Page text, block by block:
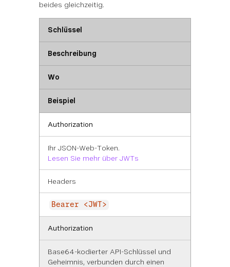
beides gleichzeitig.
Schlüssel
Beschreibung
Wo
Beispiel
Authorization
Ihr JSON-Web-Token.
Lesen Sie mehr über JWTs
Headers
Bearer <JWT>
Authorization
Base64-kodierter API-Schlüssel und
Geheimnis, verbunden durch einen